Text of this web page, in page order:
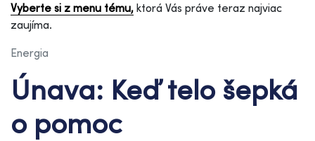
Vyberte si z menu tému, ktorá Vás práve teraz najviac
zaujíma.
Energia
Únava: Keď telo šepká
o pomoc